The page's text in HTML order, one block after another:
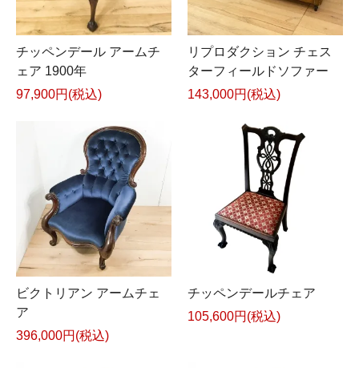
チッペンデール アームチ
ェア 1900年
97,900円(税込)
リプロダクション チェス
ターフィールドソファー
143,000円(税込)
ビクトリアン アームチェ
ア
396,000円(税込)
チッペンデールチェア
105,600円(税込)